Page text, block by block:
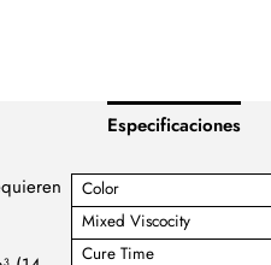
Especificaciones
Color
Mixed Viscocity
Cure Time